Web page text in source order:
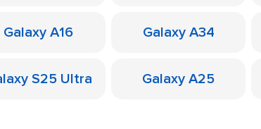
Galaxy A16 Galaxy A34
S25 Ultra Galaxy A25